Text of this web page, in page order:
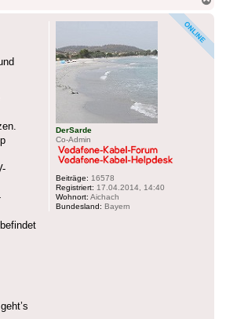
DerSarde
Co-Admin
Beiträge: 16578
Registriert: 17.04.2014, 14:40
Wohnort: Aichach
Bundesland: Bayern